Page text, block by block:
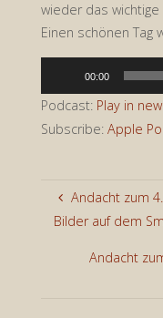
wieder das
Einen schönen Tag
Player
00:00
Podcast: Play in
Subscribe: Apple
Andacht zum
Bilder auf dem
Andacht